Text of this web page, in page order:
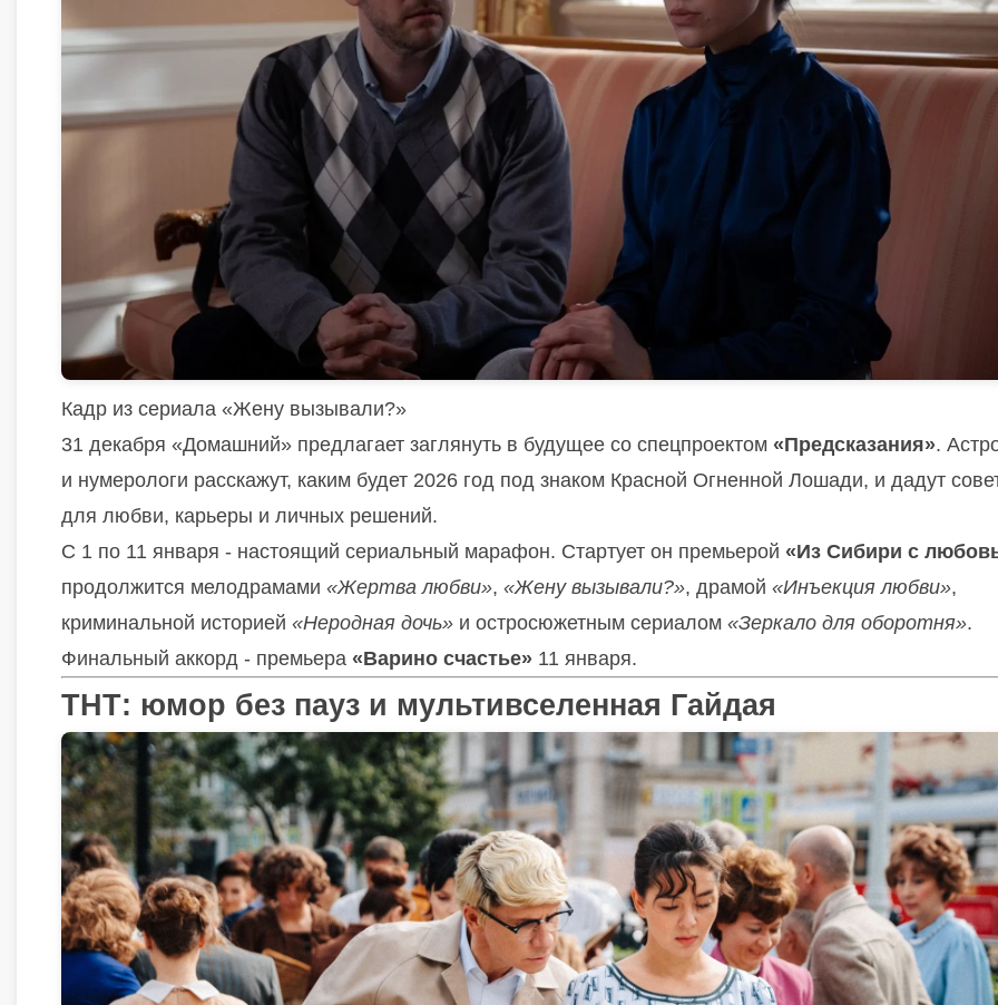
Кадр из сериала «Жену вызывали?»
31 декабря «Домашний» предлагает заглянуть в будущее со спецпроектом «Предсказания».
и нумерологи расскажут, каким будет 2026 год под знаком Красной Огненной Лошади, и дадут
для любви, карьеры и личных решений.
С 1 по 11 января - настоящий сериальный марафон. Стартует он премьерой «Из Сибири с
продолжится мелодрамами «Жертва любви», «Жену вызывали?», драмой «Инъекция любви»,
криминальной историей «Неродная дочь» и остросюжетным сериалом «Зеркало для оборотня».
Финальный аккорд - премьера «Варино счастье» 11 января.
ТНТ: юмор без пауз и мультивселенная Гайдая